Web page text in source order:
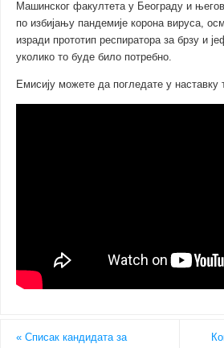
Машинског факултета у Београду и
по избијању пандемије корона вируса,
изради прототип респиратора за брзу и
уколико то буде било потребно.
Емисију можете да погледате у наставку
«Списак кандидата за